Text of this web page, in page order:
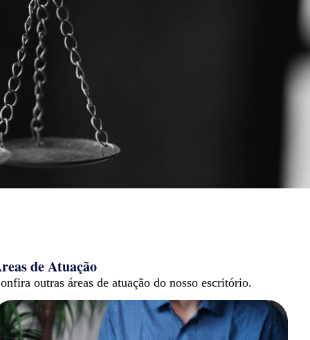
de Atuação
outras áreas de atuação do nosso escritório.